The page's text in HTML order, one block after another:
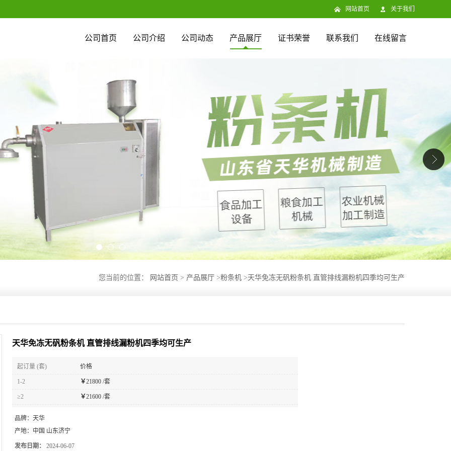
网站首页 关于我们
公司首页 公司介绍 公司动态 产品展厅 证书荣誉 联系我们 在线留言
您当前的位置： 网站首页 > 产品展厅 >粉条机 >天华免冻无矾粉条机 直管排线漏粉机四季均可生产
天华免冻无矾粉条机 直管排线漏粉机四季均可生产
起订量 (套) 价格
1-2 ￥21800 /套
≥2 ￥21600 /套
品牌： 天华
产地： 中国 山东济宁
发布日期： 2024-06-07